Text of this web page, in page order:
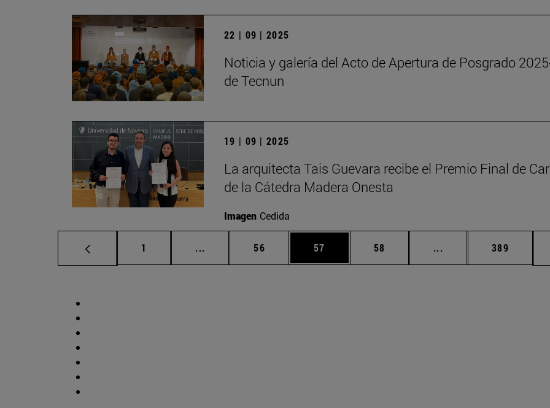
22 | 09 | 2025
Noticia y galería del Acto de Apertura de Posgrado
de Tecnun
19 | 09 | 2025
La arquitecta Tais Guevara recibe el Premio Final de
de la Cátedra Madera Onesta
Imagen Cedida
Página
1 ... Páginas intermedias Use TAB para desplazarse.
Página
56 Página
57 Página
58 ... Páginas intermedias
Página
389